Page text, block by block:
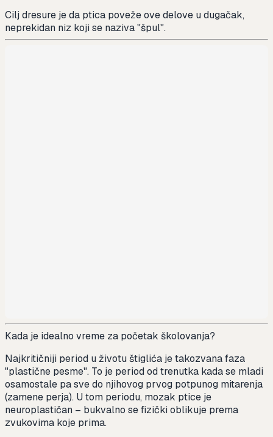
Cilj dresure je da ptica poveže ove delove u dugačak,
neprekidan niz koji se naziva "špul".
Kada je idealno vreme za početak školovanja?
Najkritičniji period u životu štiglića je takozvana faza
"plastične pesme". To je period od trenutka kada se mladi
osamostale pa sve do njihovog prvog potpunog mitarenja
(zamene perja). U tom periodu, mozak ptice je
neuroplastičan – bukvalno se fizički oblikuje prema
zvukovima koje prima.